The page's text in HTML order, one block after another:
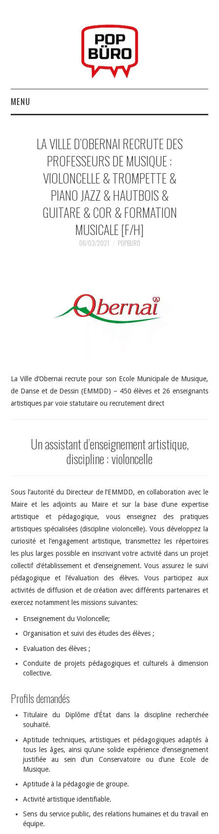
MENU
MUSIQUESACTUELLES.NET
GABBA GABBA HEY !
LES LABELS
LA VILLE D’OBERNAI RECRUTE DES
PROFESSEURS DE MUSIQUE :
VIOLONCELLE & TROMPETTE &
PIANO JAZZ & HAUTBOIS &
GUITARE & COR & FORMATION
MUSICALE [F/H]
06/03/2021 POPBURO
La Ville d’Obernai recrute pour son Ecole Municipale de Musique,
de Danse et de Dessin (EMMDD) – 450 élèves et 26 enseignants
artistiques par voie statutaire ou recrutement direct
Un assistant d’enseignement artistique,
discipline : violoncelle
Sous l’autorité du Directeur de l’EMMDD, en collaboration avec le
Maire et les adjoints au Maire et sur la base d’une expertise
artistique et pédagogique, vous enseignez des pratiques
artistiques spécialisées (discipline violoncelle). Vous développez la
curiosité et l’engagement artistique, transmettez les répertoires
les plus larges possible en inscrivant votre activité dans un projet
collectif d’établissement et d’enseignement. Vous assurez le suivi
pédagogique et l’évaluation des élèves. Vous participez aux
activités de diffusion et de création avec différents partenaires et
exercez notamment les missions suivantes:
Enseignement du Violoncelle;
Organisation et suivi des études des élèves ;
Evaluation des élèves ;
Conduite de projets pédagogiques et culturels à dimension
collective.
Profils demandés
Titulaire du Diplôme d’État dans la discipline recherchée
souhaité.
Aptitude techniques, artistiques et pédagogiques adaptés à
tous les âges, ainsi qu’une solide expérience d’enseignement
justifiée au sein d’un Conservatoire ou d’une Ecole de
Musique.
Aptitude à la pédagogie de groupe.
Activité artistique identifiable.
Sens du service public, des relations humaines et du travail en
équipe.